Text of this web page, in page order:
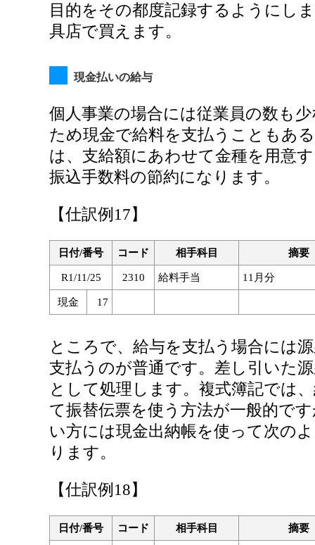
目的をその都度記録するようにし
具店で買えます。
現金払いの給与
個人事業の場合には従業員の数も
ため現金で給料を支払うこともあ
は、支給額にあわせて金種を用意
振込手数料の節約になります。
【仕訳例17】
日付/番号 コード 相手科目 摘要
R1/11/25 2310 給料手当 11月分
現金 17
ところで、給与を支払う場合には
支払うのが普通です。差し引いた
として処理します。複式簿記では
て振替伝票を使う方法が一般的で
い方には現金出納帳を使って次の
ります。
【仕訳例18】
日付/番号 コード 相手科目 摘要